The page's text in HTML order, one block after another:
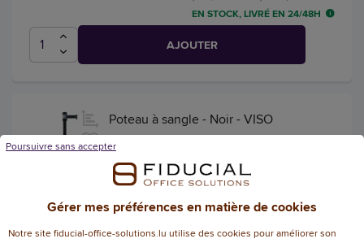
EN STOCK, LIVRÉ EN 24/48H
AJOUTER
Poteau à sangle - Noir - VISO
Référence : 116335
Poteau à sangle noir 2M
236,93 € HT
(277,21 € TTC)
Gérer mes préférences en matière de cookies
Notre site fiducial-office-solutions.lu utilise des cookies pour améliorer son
Poursuivre sans accepter